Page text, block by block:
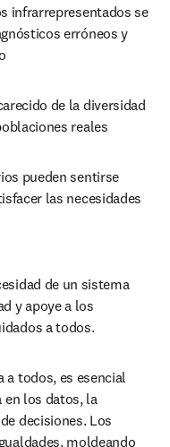
infrarrepresentados se
erróneos y
de la diversidad
reales
pueden sentirse
las necesidades
de un sistema
y apoye a los
a todos.
a todos, es esencial
en los datos, la
decisiones. Los
moldeando